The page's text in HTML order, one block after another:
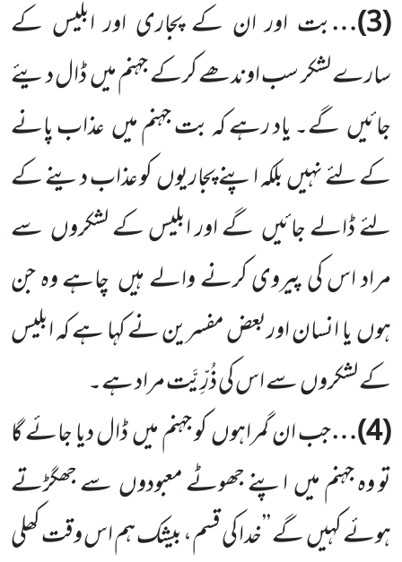
(
3
)…بت اور ان کے پجاری اور ابلیس کے
سارے لشکر سب اوندھے کرکے جہنم میںڈال دیئے
جائیںگے۔ یاد رہے کہ بت جہنم میںعذاب پانے
کے لئے نہیںبلکہ اپنے پجاریوںکو عذاب دینے کے
لئے ڈالے جائیں گے اور ابلیس کے لشکروں سے
مراد اس کی پیروی کرنے والے ہیں چاہے وہ جن
ہوںیا انسان اوربعض مفسرین نے کہا ہے کہ ابلیس
کے لشکروںسے اس کی ذُرِّیَّت مراد ہے۔
(
4
)…جب ان گمراہوںکو جہنم میںڈال دیا جائے گا
تو وہ جہنم میںاپنے جھوٹے معبودوںسے جھگڑتے
ہوئے کہیںگے ’’خدا کی قسم، بیشک ہم اس وقت کھلی